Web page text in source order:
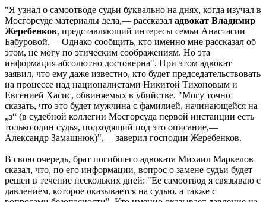
"Я узнал о самоотводе судьи буквально на днях, когда изучал в
Мосгорсуде материалы дела,— рассказал адвокат Владимир
Жеребенков, представляющий интересы семьи Анастасии
Бабуровой.— Однако сообщить, кто именно мне рассказал об
этом, не могу по этическим соображениям. Но эта
информация абсолютно достоверна". При этом адвокат
заявил, что ему даже известно, кто будет председательствовать
на процессе над националистами Никитой Тихоновым и
Евгенией Хасис, обвиняемых в убийстве. "Могу точно
сказать, что это будет мужчина с фамилией, начинающейся на
„з“ (в судебной коллегии Мосгорсуда первой инстанции есть
только один судья, подходящий под это описание,—
Александр Замашнюк)",— заверил господин Жеребенков.
В свою очередь, брат погибшего адвоката Михаил Маркелов
сказал, что, по его информации, вопрос о замене судьи будет
решен в течение нескольких дней: "Ее самоотвод я связываю с
давлением, которое оказывается на судью, а также с